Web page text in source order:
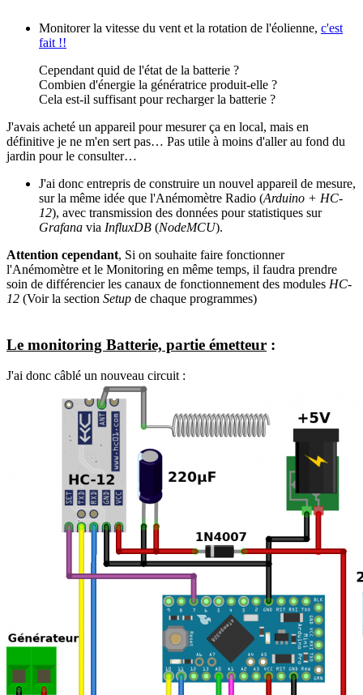
Monitorer la vitesse du vent et la rotation de l'éolienne, c'est
fait !!
Cependant quid de l'état de la batterie ?
Combien d'énergie la génératrice produit-elle ?
Cela est-il suffisant pour recharger la batterie ?
J'avais acheté un appareil pour mesurer ça en local, mais en
définitive je ne m'en sert pas… Pas utile à moins d'aller au fond du
jardin pour le consulter…
J'ai donc entrepris de construire un nouvel appareil de mesure,
sur la même idée que l'Anémomètre Radio (Arduino + HC-
12), avec transmission des données pour statistiques sur
Grafana via InfluxDB (NodeMCU).
Attention cependant, Si on souhaite faire fonctionner
l'Anémomètre et le Monitoring en même temps, il faudra prendre
soin de différencier les canaux de fonctionnement des modules HC-
12 (Voir la section Setup de chaque programmes)
Le monitoring Batterie, partie émetteur :
J'ai donc câblé un nouveau circuit :